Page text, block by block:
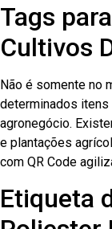
Tags
Cultivos
Não é somente no
determinados
agronegócio.
e plantações
com QR Code
Etiqueta